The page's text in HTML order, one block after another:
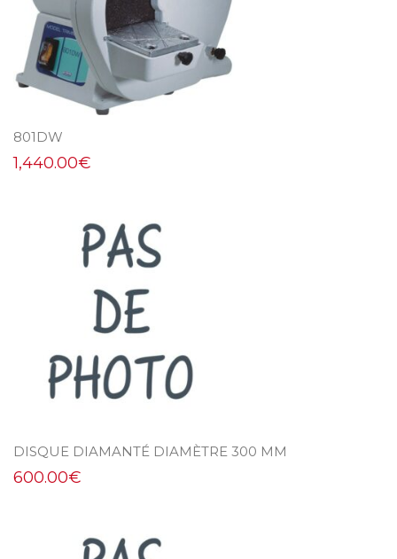
801DW
1,440.00€
DISQUE DIAMANTÉ DIAMÈTRE 300 MM
600.00€